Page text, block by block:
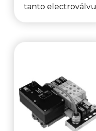
tanto electroválvu